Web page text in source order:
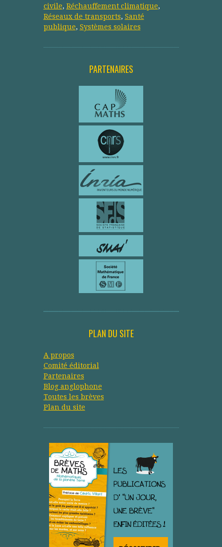
civile, Réchauffement climatique,
Réseaux de transports, Santé
publique, Systèmes solaires
PARTENAIRES
PLAN DU SITE
A propos
Comité éditorial
Partenaires
Blog anglophone
Toutes les brèves
Plan du site